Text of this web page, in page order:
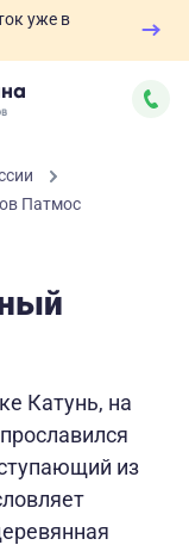
уже в
Патмос
Катунь, на
из